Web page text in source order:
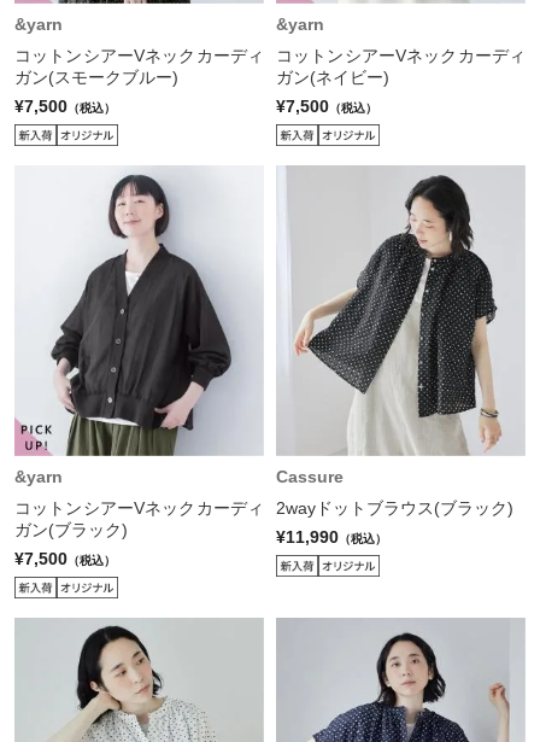
&yarn
コットンシアーVネックカーディ
ガン(スモークブルー)
¥7,500 （税込）
&yarn
コットンシアーVネックカーディ
ガン(ネイビー)
¥7,500 （税込）
&yarn
コットンシアーVネックカーディ
ガン(ブラック)
¥7,500 （税込）
Cassure
2wayドットブラウス(ブラック)
¥11,990 （税込）